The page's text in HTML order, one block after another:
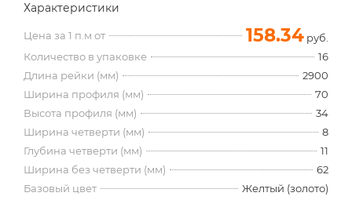
Характеристики
Цена за 1 п.м от 158.34 руб.
Количество в упаковке
16
Длина рейки (мм)
2900
Ширина профиля (мм)
70
Высота профиля (мм)
34
Ширина четверти (мм)
8
Глубина четверти (мм)
11
Ширина без четверти (мм)
62
Базовый цвет
Желтый (золото)